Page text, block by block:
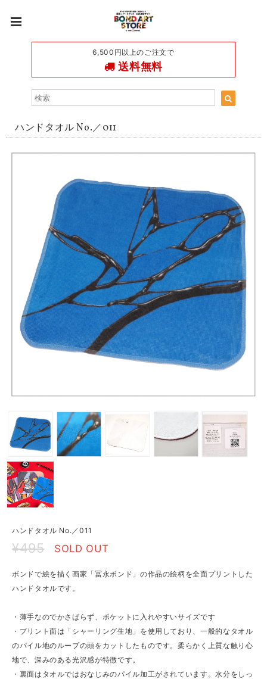
6,500円以上のご注文で
送料無料
ハンドタオル No.／011
ハンドタオル No.／011
¥495 SOLD OUT
ボンドで絵を描く画家「冨永ボンド」の作品の絵柄を全面プリントした
ハンドタオルです。
・薄手なのでかさばらず、ポケットに入れやすいサイズです
・プリント面は「シャーリング生地」を使用しており、一般的なタオル
のパイル地のループの頭をカットしたものです。柔らかく上質な触り心
地で、深みのある光沢感が特徴です。
・裏面はタオルではおなじみのパイル加工がされています。水分をしっ